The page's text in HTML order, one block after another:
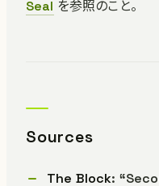
Seal を参照のこと。
Sources
The Block: